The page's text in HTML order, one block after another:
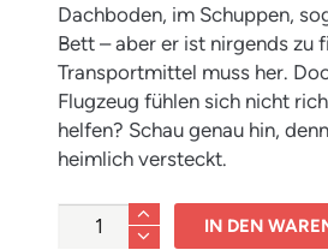
Dachboden, im Schuppen,
Bett – aber er ist nirgends zu
Transportmittel muss her.
Flugzeug fühlen sich nicht
helfen? Schau genau hin,
heimlich versteckt.
Anzahl IN DEN